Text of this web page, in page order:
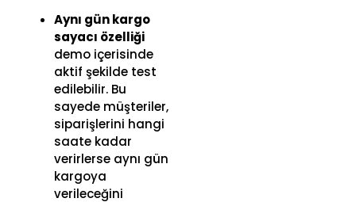
Aynı gün kargo
sayacı özelliği
demo içerisinde
aktif şekilde test
edilebilir. Bu
sayede müşteriler,
siparişlerini hangi
saate kadar
verirlerse aynı gün
kargoya
verileceğini